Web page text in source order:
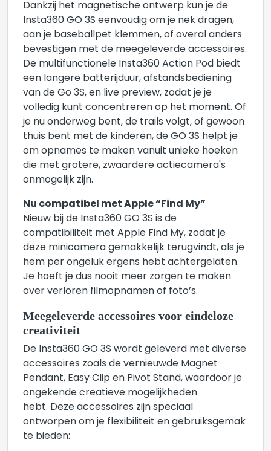
Dankzij het magnetische ontwerp kun je de
Insta360 GO 3S eenvoudig om je nek dragen,
aan je baseballpet klemmen, of overal anders
bevestigen met de meegeleverde accessoires.
De multifunctionele Insta360 Action Pod biedt
een langere batterijduur, afstandsbediening
van de Go 3S, en live preview, zodat je je
volledig kunt concentreren op het moment. Of
je nu onderweg bent, de trails volgt, of gewoon
thuis bent met de kinderen, de GO 3S helpt je
om opnames te maken vanuit unieke hoeken
die met grotere, zwaardere actiecamera's
onmogelijk zijn.
Nu compatibel met Apple “Find My”
Nieuw bij de Insta360 GO 3S is de
compatibiliteit met Apple Find My, zodat je
deze minicamera gemakkelijk terugvindt, als je
hem per ongeluk ergens hebt achtergelaten.
Je hoeft je dus nooit meer zorgen te maken
over verloren filmopnamen of foto’s.
Meegeleverde accessoires voor eindeloze
creativiteit
De Insta360 GO 3S wordt geleverd met diverse
accessoires zoals de vernieuwde Magnet
Pendant, Easy Clip en Pivot Stand, waardoor je
ongekende creatieve mogelijkheden
hebt. Deze accessoires zijn speciaal
ontworpen om je flexibiliteit en gebruiksgemak
te bieden: